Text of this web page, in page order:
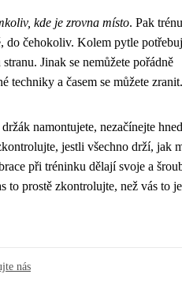
kde je zrovna místo. Pak
do čehokoliv. Kolem pytle
Jinak se nemůžete pořádně
techniky a časem se můžete zranit.
namontujete, nezačínejte
jestli všechno drží, jak
při tréninku dělají svoje a
to prostě zkontrolujte, než vás to
nás